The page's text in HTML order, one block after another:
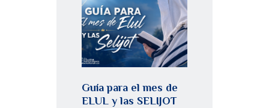
Guía para el mes de
ELUL y las SELIJOT